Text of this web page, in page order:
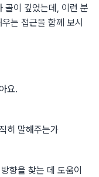
골이 깊었는데, 이런 분
는 접근을 함께 보시
요.
히 말해주는가
향을 찾는 데 도움이